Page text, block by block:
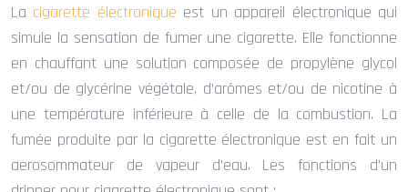
La cigarette électronique est un appareil électronique qui
simule la sensation de fumer une cigarette. Elle fonctionne
en chauffant une solution composée de propylène glycol
et/ou de glycérine végétale, d’arômes et/ou de nicotine à
une température inférieure à celle de la combustion. La
fumée produite par la cigarette électronique est en fait un
aerosommateur de vapeur d’eau. Les fonctions d’un